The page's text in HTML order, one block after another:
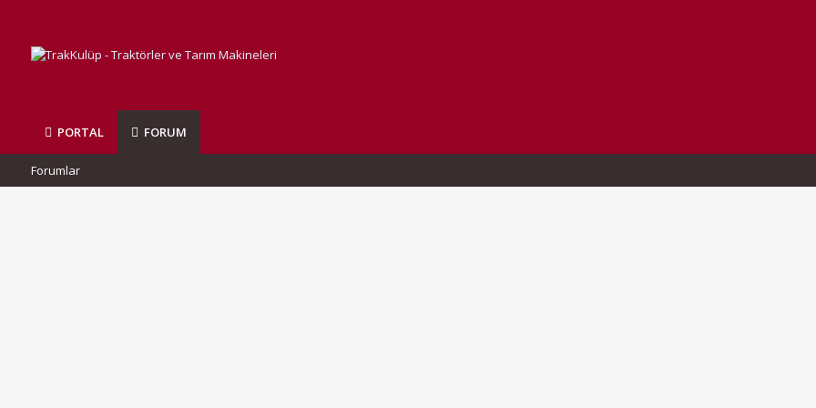
PORTAL FORUM
Forumlar